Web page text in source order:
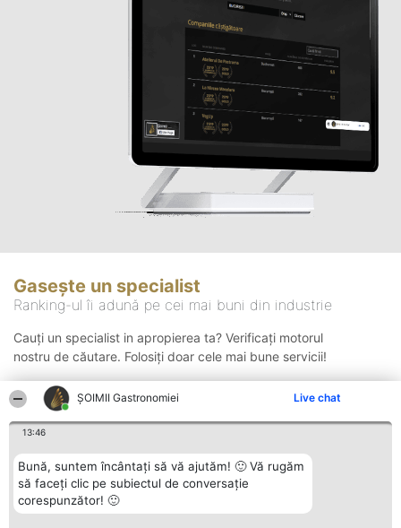
ȘOIMII Gastronomiei Live chat
13:46
Bună, suntem încântați să vă ajutăm! 🙂 Vă rugăm
să faceți clic pe subiectul de conversație
corespunzător! 🙂
Gasește un specialist
Ranking-ul îi adună pe cei mai buni din industrie
Cauți un specialist in apropierea ta? Verificați motorul
nostru de căutare. Folosiți doar cele mai bune servicii!